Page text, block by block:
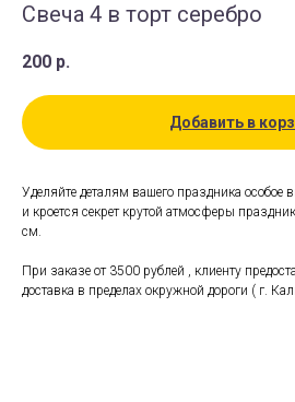
Свеча 4 в торт серебро
200 р.
Добавить в
Уделяйте деталям вашего праздника особое
и кроется секрет крутой атмосферы
см.
При заказе от 3500 рублей , клиенту
доставка в пределах окружной дороги ( г.